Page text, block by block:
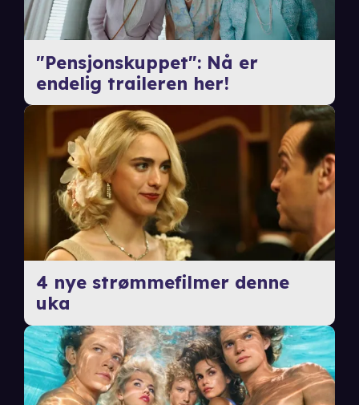
"Pensjonskuppet": Nå er
endelig traileren her!
4 nye strømmefilmer denne
uka